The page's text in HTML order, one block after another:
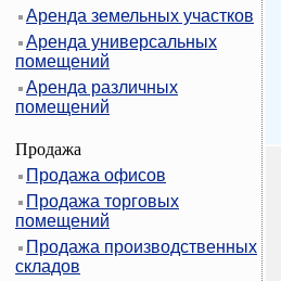
Аренда земельных участков
Аренда универсальных
помещений
Аренда различных
помещений
Продажа
Продажа офисов
Продажа торговых
помещений
Продажа производственных
складов